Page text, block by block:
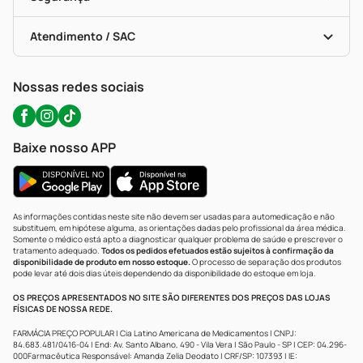
Troca E Devolução
Bulas De A A Z
Políticas De Marketplace
Testes Rápidos
Autoteste Covid-19
Certificado De Segurança
Portal Da Privacidade
Atendimento / SAC
WhatsApp (47) 9202-1687
Nossas redes sociais
Baixe nosso APP
As informações contidas neste site não devem ser usadas para automedicação e não
substituem, em hipótese alguma, as orientações dadas pelo profissional da área médica.
Somente o médico está apto a diagnosticar qualquer problema de saúde e prescrever o
tratamento adequado. Todos os pedidos efetuados estão sujeitos à confirmação da
disponibilidade de produto em nosso estoque.O processo de separação dos produtos
pode levar até dois dias úteis dependendo da disponibilidade do estoque em loja.
OS PREÇOS APRESENTADOS NO SITE SÃO DIFERENTES DOS PREÇOS DAS LOJAS
FÍSICAS DE NOSSA REDE.
FARMÁCIA PREÇO POPULAR | Cia Latino Americana de Medicamentos | CNPJ:
84.683.481/0416-04 | End: Av. Santo Albano, 490 - Vila Vera | São Paulo - SP | CEP: 04.296-
000Farmacêutica Responsável: Amanda Zelia Deodato | CRF/SP: 107393 | IE: